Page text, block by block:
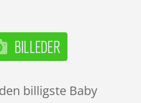
billigste Baby